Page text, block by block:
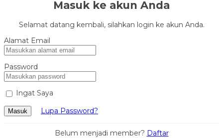
Masuk ke akun Anda
Selamat datang kembali, silahkan login ke akun Anda.
Alamat Email
Password
Ingat Saya
Masuk Lupa Password?
Belum menjadi member? Daftar